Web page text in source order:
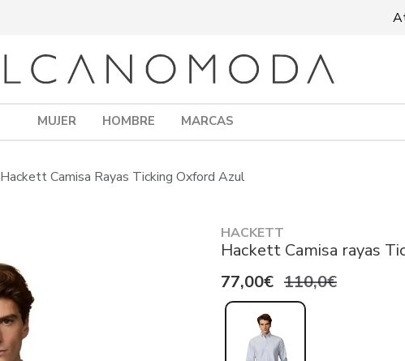
MUJER HOMBRE MARCAS
Hackett Camisa Rayas Ticking Oxford Azul
HACKETT
Hackett Camisa rayas
77,00€ 110,0€